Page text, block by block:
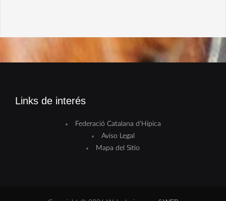
Links de interés
Federació Catalana d'Hípica
Aviso Legal
Mapa del Sitio